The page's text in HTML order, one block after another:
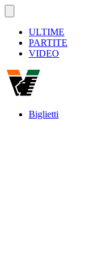
ULTIME
PARTITE
VIDEO
Biglietti